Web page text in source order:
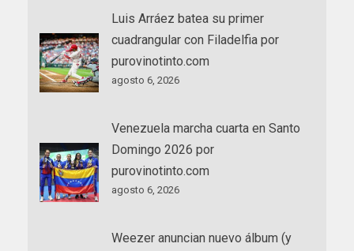
Luis Arráez batea su primer
cuadrangular con Filadelfia por
purovinotinto.com
agosto 6, 2026
Venezuela marcha cuarta en Santo
Domingo 2026 por
purovinotinto.com
agosto 6, 2026
Weezer anuncian nuevo álbum (y